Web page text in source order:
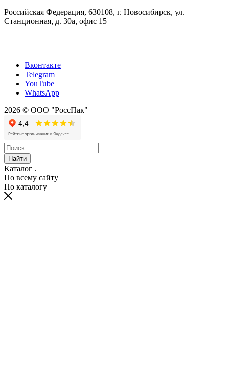
Российская Федерация, 630108, г. Новосибирск, ул.
Станционная, д. 30а, офис 15
Вконтакте
Telegram
YouTube
WhatsApp
2026 © ООО "РоссПак"
Найти
Каталог
По всему сайту
По каталогу